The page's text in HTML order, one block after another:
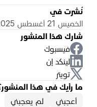
نُشرت في
الخميس 21 أغسطس 2025 04:50 م
شارك هذا المنشور
فيسبوك
لينكد إن
تويتر
ما رأيك في هذا
أعجبني
لم يعجبني